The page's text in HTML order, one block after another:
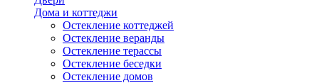
Дома и коттеджи
Остекление коттеджей
Остекление веранды
Остекление терассы
Остекление беседки
Остекление домов